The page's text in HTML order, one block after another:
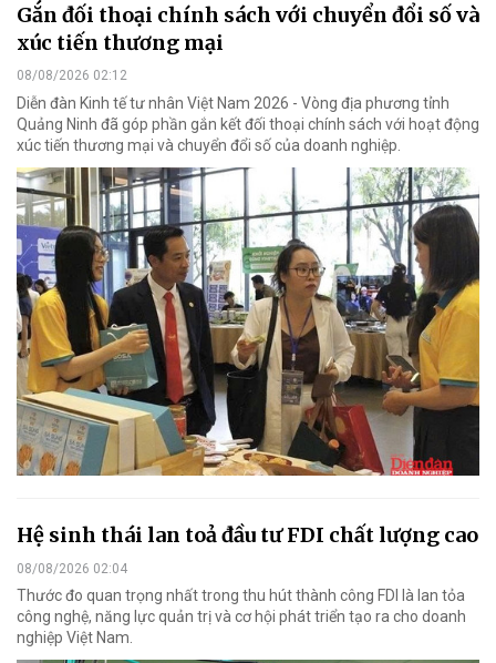
Gắn đối thoại chính sách với chuyển đổi số và
xúc tiến thương mại
08/08/2026 02:12
Diễn đàn Kinh tế tư nhân Việt Nam 2026 - Vòng địa phương tỉnh
Quảng Ninh đã góp phần gắn kết đối thoại chính sách với hoạt động
xúc tiến thương mại và chuyển đổi số của doanh nghiệp.
Hệ sinh thái lan toả đầu tư FDI chất lượng cao
08/08/2026 02:04
Thước đo quan trọng nhất trong thu hút thành công FDI là lan tỏa
công nghệ, năng lực quản trị và cơ hội phát triển tạo ra cho doanh
nghiệp Việt Nam.